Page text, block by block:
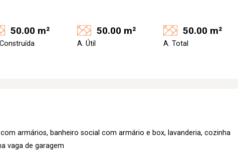
50.00 m² 50.00 m²
A. Útil
50.00 m²
A. Total
armários, banheiro social com armário e box, lavanderia, cozinha
vaga de garagem